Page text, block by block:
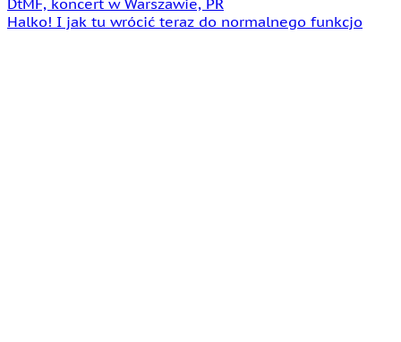
Halko! I jak tu wrócić teraz do normalnego funkcjo